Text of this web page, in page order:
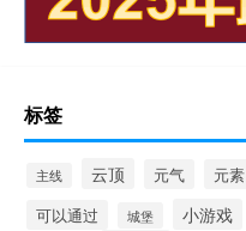
标签
主线 云顶 元气 元素
可以通过
城堡 小游戏